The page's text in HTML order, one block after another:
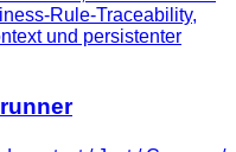
Rule-Traceability,
und persistenter